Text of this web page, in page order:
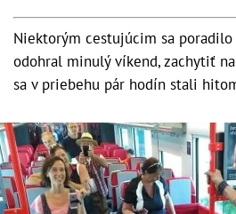
Niektorým cestujúcim sa
odohral minulý víkend, zachytiť
sa v priebehu pár hodín stali